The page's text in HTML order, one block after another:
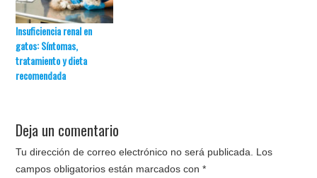
Insuficiencia renal en
gatos: Síntomas,
tratamiento y dieta
recomendada
Deja un comentario
Tu dirección de correo electrónico no será publicada. Los
campos obligatorios están marcados con*